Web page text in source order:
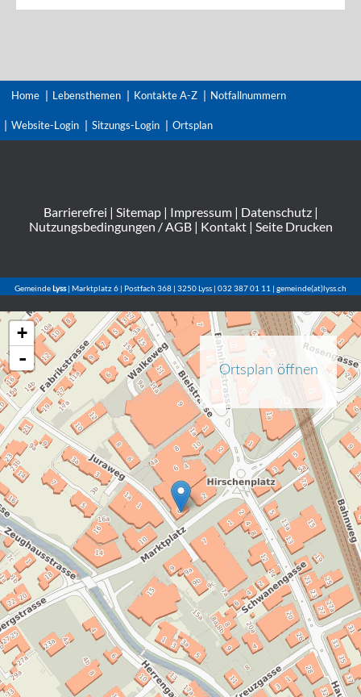
Home Lebensthemen Kontakte A-Z Notfallnummern
Website-Login Sitzungs-Login Ortsplan
Barrierefrei | Sitemap| Impressum| Datenschutz|
Nutzungsbedingungen / AGB| Kontakt| Seite Drucken
GemeindeLyss| Marktplatz 6 | Postfach 368 | 3250 Lyss | 032 387 01 11 | gemeinde(at)lyss.ch